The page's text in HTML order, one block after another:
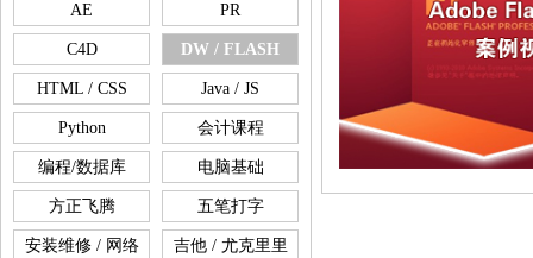
AE PR
C4D DW / FLASH
HTML / CSS Java / JS
Python 会计课程
编程/数据库 电脑基础
方正飞腾 五笔打字
安装维修 / 网络 吉他 / 尤克里里